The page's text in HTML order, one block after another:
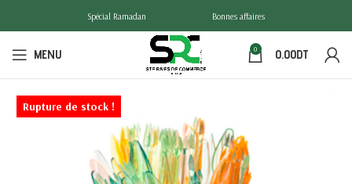
Spécial Ramadan Bonnes affaires
MENU 0 0.00DT
Rupture de stock !